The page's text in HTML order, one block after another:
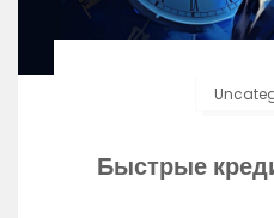
Быстрые